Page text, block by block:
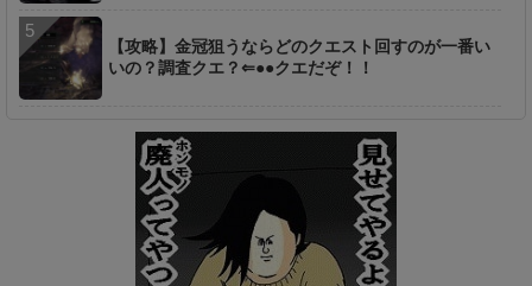
【攻略】金冠狙うならどのクエスト回すのが一番い
いの？調査クエ？⇐●●クエだぞ！！